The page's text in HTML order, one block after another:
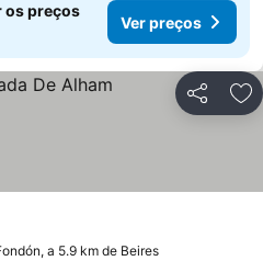
os preços
Ver preços
Partilhar
a 5.9 km de Beires